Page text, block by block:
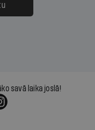
savā laika joslā!